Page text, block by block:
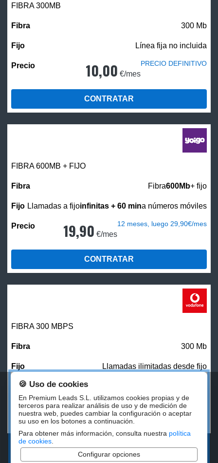
FIBRA 300MB
300 Mb
Línea fija no incluida
10,00 €/mes
PRECIO DEFINITIVO
CONTRATAR
FIBRA 600MB + FIJO
Fibra600Mb+ fijo
Llamadas a fijoinfinitas + 60 mina números móviles
19,90 €/mes
12 meses, luego 29,90€/mes
CONTRATAR
FIBRA 300 MBPS
300 Mb
Llamadas ilimitadas desde fijo
27,00 €/mes
CONTRATAR
🍪 Uso de cookies
En Premium Leads S.L. utilizamos cookies propias y de
terceros para realizar análisis de uso y de medición de
nuestra web, puedes cambiar la configuración o aceptar
su uso en los botones a continuación.
Para obtener más información, consulta nuestra política
de cookies
Configurar opciones